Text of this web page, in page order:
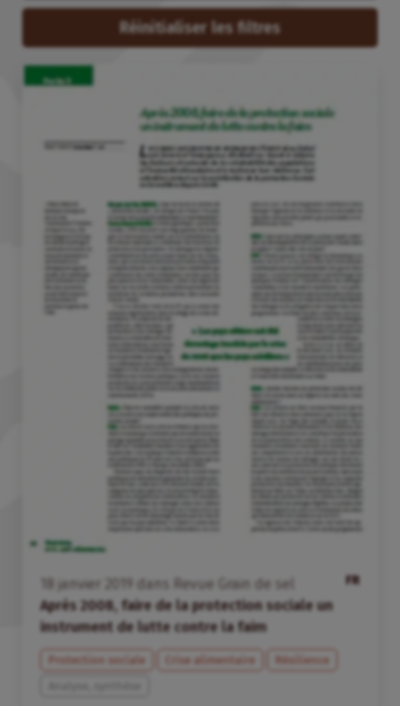
Réinitialiser les filtres
FR
janvier dans
Revue Grain de sel
Après 2008, faire de la protection sociale un
instrument de lutte contre la faim
Protection sociale Crise alimentaire
Résilience